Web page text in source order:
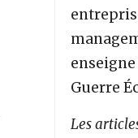
Guerre
Les